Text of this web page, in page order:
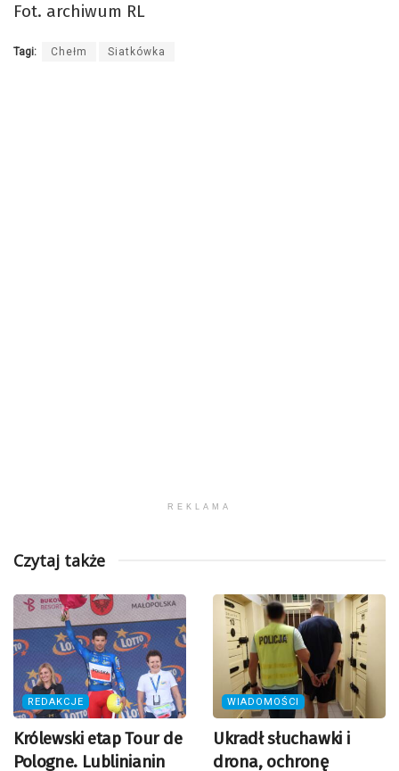
Fot. archiwum RL
Tagi: Chełm Siatkówka
REKLAMA
Czytaj także
REDAKCJE
Królewski etap Tour de
Pologne. Lublinianin
WIADOMOŚCI
Ukradł słuchawki i
drona, ochronę